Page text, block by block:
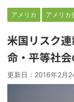
アメリカ アメリカ
米国リスク
命・平等社
更新日： 2016年2月